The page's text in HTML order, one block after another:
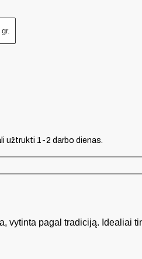
užtrukti 1-2 darbo dienas.
vytinta pagal tradiciją. Idealiai